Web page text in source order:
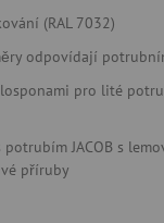
(RAL 7032)
odpovídají
pro lité
potrubím JACOB s
příruby